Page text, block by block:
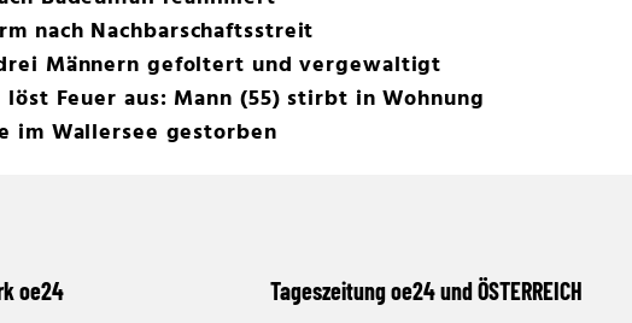
nach Nachbarschaftsstreit
Männern gefoltert und vergewaltigt
Feuer aus: Mann (55) stirbt in Wohnung
im Wallersee gestorben
oe24 Tageszeitung oe24 und ÖSTERREICH